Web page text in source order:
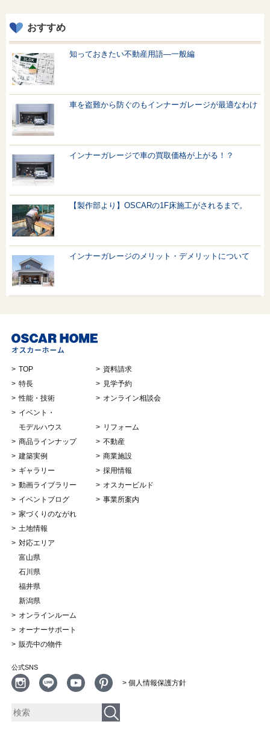
おすすめ
知っておきたい不動産用語—一般編
車を盗難から防ぐのもインナーガレージが最適なわけ
インナーガレージで車の買取価格が上がる！？
【製作部より】OSCARの1F床施工がされるまで。
インナーガレージのメリット・デメリットについて
TOP
特長
性能・技術
イベント・
モデルハウス
商品ラインナップ
建築実例
ギャラリー
動画ライブラリー
イベントブログ
家づくりのながれ
土地情報
対応エリア
富山県
石川県
福井県
新潟県
オンラインルーム
オーナーサポート
販売中の物件
資料請求
見学予約
オンライン相談会
リフォーム
不動産
商業施設
採用情報
オスカービルド
事業所案内
公式SNS
> 個人情報保護方針